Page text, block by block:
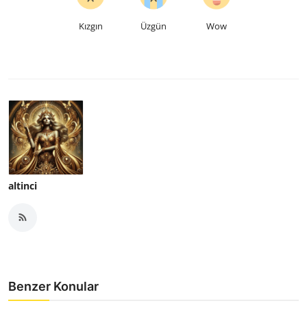
Kızgın Üzgün Wow
altinci
Benzer Konular